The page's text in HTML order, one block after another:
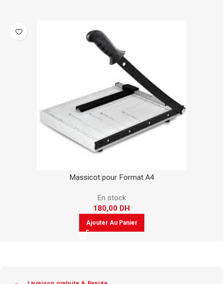
Massicot pour Format A4
En stock
180,00 DH
Ajouter Au Panier